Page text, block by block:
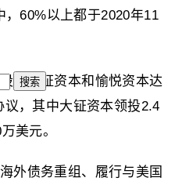
60%以上都于2020年11
东大钲资本和愉悦资本达
，其中大钲资本领投2.4
美元。
外债务重组、履行与美国